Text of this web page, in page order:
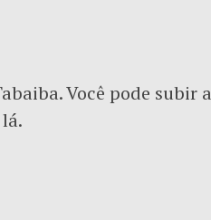
Você pode subir